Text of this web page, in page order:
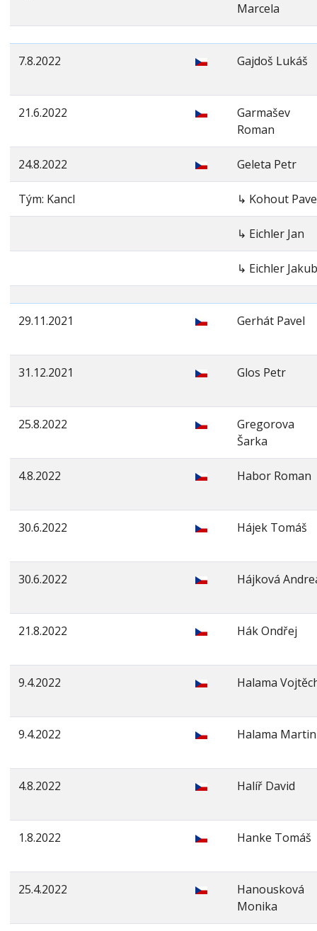
Marcela
7.8.2022 Gajdoš Lukáš
21.6.2022
Garmašev
Roman
24.8.2022 Geleta Petr
Tým: Kancl ↳ Kohout
↳ Eichler Jan
↳ Eichler Jakub
29.11.2021 Gerhát Pavel
31.12.2021 Glos Petr
25.8.2022
Gregorova
Šarka
4.8.2022 Habor Roman
30.6.2022 Hájek Tomáš
30.6.2022 Hájková
21.8.2022 Hák Ondřej
9.4.2022 Halama
9.4.2022 Halama Martin
4.8.2022 Halíř David
1.8.2022 Hanke Tomáš
25.4.2022
Hanousková
Monika